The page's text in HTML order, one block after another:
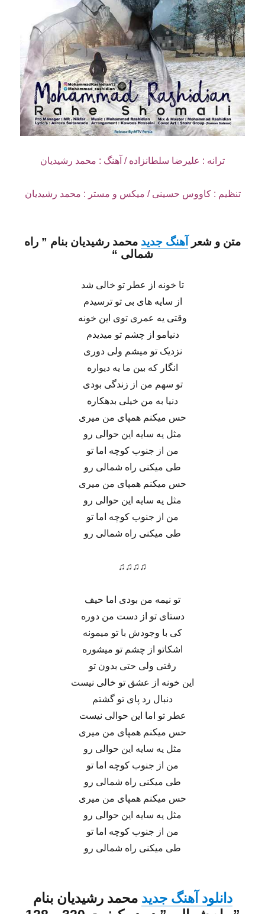
ترانه : علیرضا سلطانزاده / آهنگ : محمد رشیدیان
تنظیم : کاووس حسینی / میکس و مستر : محمد رشیدیان
متن و شعر آهنگ جدید محمد رشیدیان بنام ” راه
شمالی “
تا خونه از عطر تو خالی شد
از سایه های بی تو ترسیدم
وقتی یه عمری توی این خونه
دنیامو از چشم تو میدیدم
نزدیک تو میشم ولی دوری
انگار که بین ما یه دیواره
تو سهم من از زندگی بودی
دنیا به من خیلی بدهکاره
حس میکنم همپای من میری
مثل یه سایه این حوالی رو
من از جنوب کوچه اما تو
طی میکنی راه شمالی رو
حس میکنم همپای من میری
مثل یه سایه این حوالی رو
من از جنوب کوچه اما تو
طی میکنی راه شمالی رو
♫♫♫♫
تو نیمه من بودی اما حیف
دستای تو از دست من دوره
کی با وجودش با تو میمونه
اشکاتو از چشم تو میشوره
رفتی ولی حتی بدون تو
این خونه از عشق تو خالی نیست
دنبال رد پای تو گشتم
عطر تو اما این حوالی نیست
حس میکنم همپای من میری
مثل یه سایه این حوالی رو
من از جنوب کوچه اما تو
طی میکنی راه شمالی رو
حس میکنم همپای من میری
مثل یه سایه این حوالی رو
من از جنوب کوچه اما تو
طی میکنی راه شمالی رو
دانلود آهنگ جدید محمد رشیدیان بنام